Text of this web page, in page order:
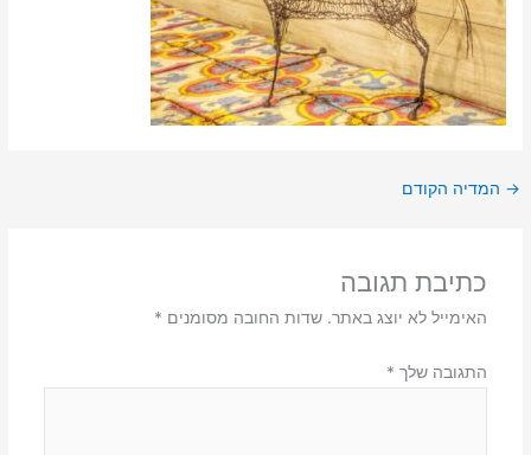
→ המדיה הקודם
כתיבת תגובה
האימייל לא יוצג באתר. שדות החובה מסומנים *
התגובה שלך *